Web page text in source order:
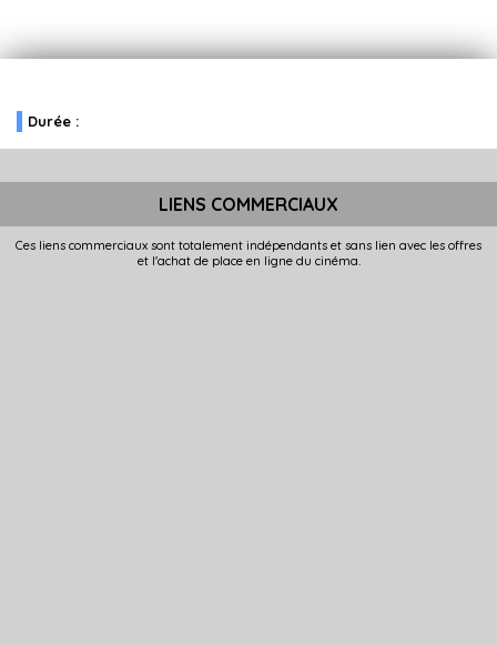
Durée :
LIENS COMMERCIAUX
Ces liens commerciaux sont totalement indépendants et sans lien avec les offres
et l'achat de place en ligne du cinéma.